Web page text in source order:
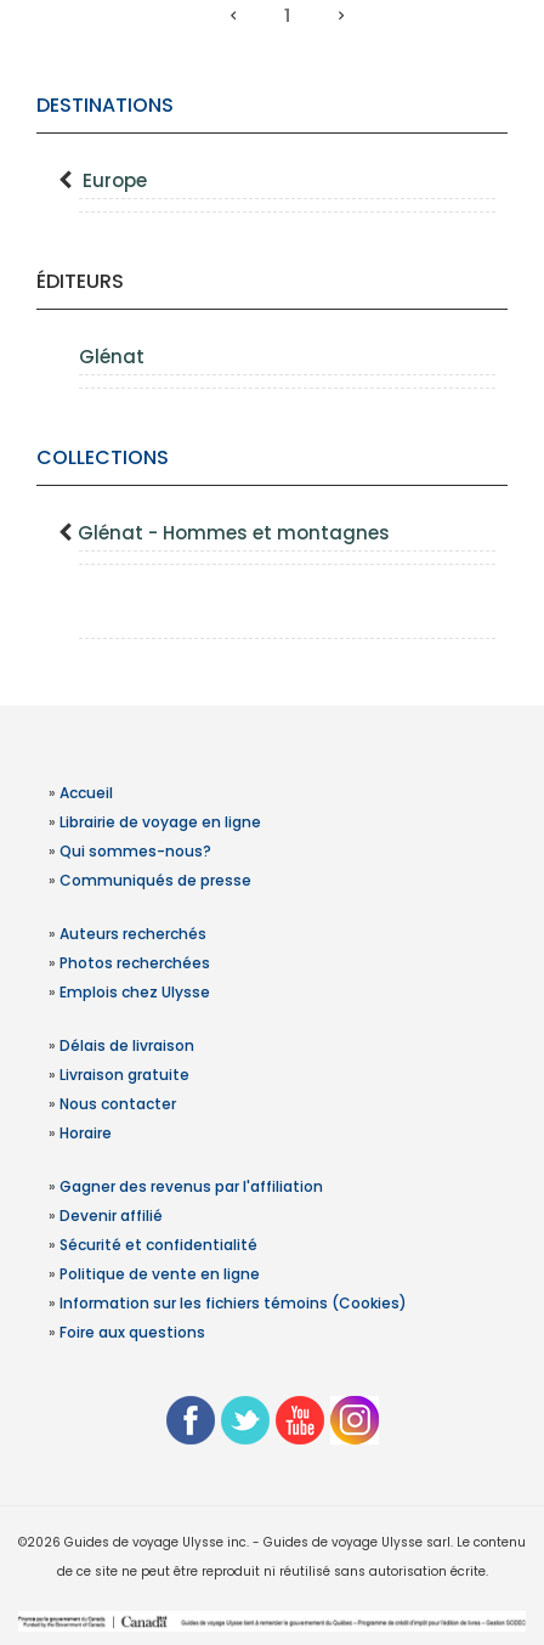
DESTINATIONS
Europe
ÉDITEURS
Glénat
COLLECTIONS
Glénat - Hommes et montagnes
1
» Accueil
» Librairie de voyage en ligne
» Qui sommes-nous?
» Communiqués de presse
» Auteurs recherchés
» Photos recherchées
» Emplois chez Ulysse
» Délais de livraison
» Livraison gratuite
» Nous contacter
» Horaire
» Gagner des revenus par l'affiliation
» Devenir affilié
» Sécurité et confidentialité
» Politique de vente en ligne
» Information sur les fichiers témoins (Cookies)
» Foire aux questions
©2026 Guides de voyage Ulysse inc. - Guides de voyage Ulysse sarl. Le contenu
de ce site ne peut être reproduit ni réutilisé sans autorisation écrite.